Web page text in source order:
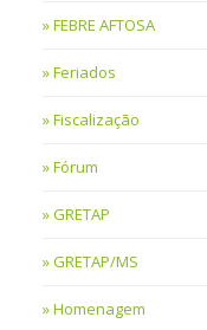
FEBRE AFTOSA
Feriados
Fiscalização
Fórum
GRETAP
GRETAP/MS
Homenagem